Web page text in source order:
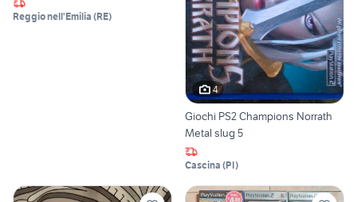
Reggio nell'Emilia (RE)
4
Giochi PS2 Champions Norrath
Metal slug 5
Cascina (PI)